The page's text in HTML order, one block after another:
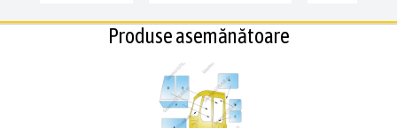
Produse asemănătoare